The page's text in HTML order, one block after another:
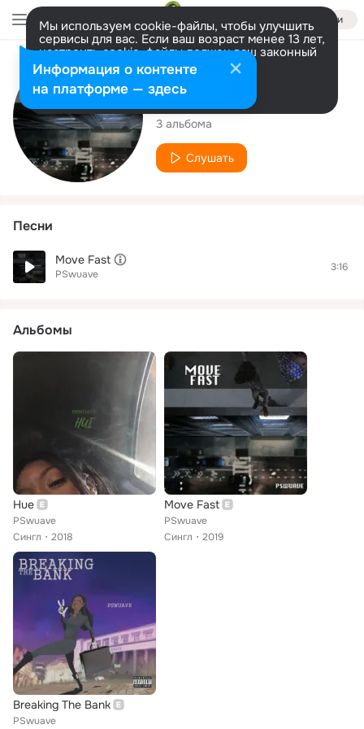
Войти
Мы используем cookie-файлы, чтобы улучшить
сервисы для вас. Если ваш возраст менее 13 лет,
настроить cookie-файлы должен ваш законный
представитель. Больше информации
Разрешить все Настроить
Исполнитель
PSwuave
3 альбома
Слушать
Песни
Move Fast
PSwuave
3:16
Альбомы
Hue
PSwuave
Сингл
2018
Move Fast
PSwuave
Сингл
2019
Breaking The Bank
PSwuave
Информация о контенте
на платформе — здесь